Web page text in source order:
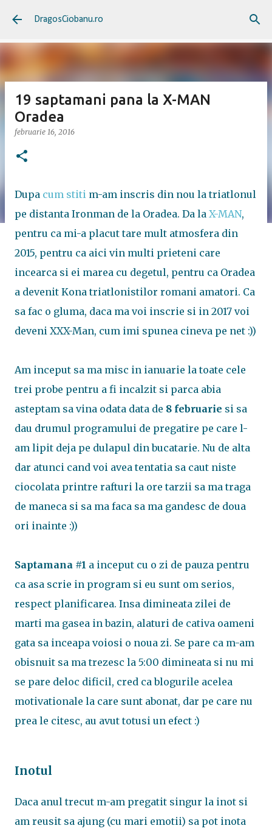
Treceți la conținutul principal
DragosCiobanu.ro
19 saptamani pana la X-MAN
Oradea
februarie 16, 2016
Dupa cum stiti m-am inscris din nou la triatlonul
pe distanta Ironman de la Oradea. Da la X-MAN,
pentru ca mi-a placut tare mult atmosfera din
2015, pentru ca aici vin multi prieteni care
incearca si ei marea cu degetul, pentru ca Oradea
a devenit Kona triatlonistilor romani amatori. Ca
sa fac o gluma, daca ma voi inscrie si in 2017 voi
deveni XXX-Man, cum imi spunea cineva pe net :))
Am inceput sa ma misc in ianuarie la toate cele
trei probe pentru a fi incalzit si parca abia
asteptam sa vina odata data de 8 februarie si sa
dau drumul programului de pregatire pe care l-
am lipit deja pe dulapul din bucatarie. Nu de alta
dar atunci cand voi avea tentatia sa caut niste
ciocolata printre rafturi la ore tarzii sa ma traga
de maneca si sa ma faca sa ma gandesc de doua
ori inainte :))
Saptamana #1 a inceput cu o zi de pauza pentru
ca asa scrie in program si eu sunt om serios,
respect planificarea. Insa dimineata zilei de
marti ma gasea in bazin, alaturi de cativa oameni
gata sa inceapa voiosi o noua zi. Se pare ca m-am
obisnuit sa ma trezesc la 5:00 dimineata si nu mi
se pare deloc dificil, cred ca blogurile acelea
motivationale la care sunt abonat, dar pe care nu
prea le citesc, au avut totusi un efect :)
Inotul
Daca anul trecut m-am pregatit singur la inot si
am reusit sa ajung (cu mari emotii) sa pot inota